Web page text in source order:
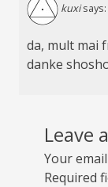
kuxi says:
da, mult mai
danke
Leave
Your
Required